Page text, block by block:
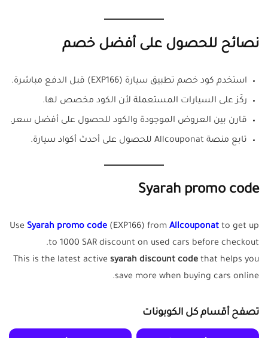
نصائح للحصول على أفضل خصم
استخدم كود خصم تطبيق سيارة (EXP166) قبل الدفع مباشرة.
ركّز على السيارات المستعملة لأن الكود مخصص لها.
قارن بين العروض الموجودة والكود للحصول على أفضل سعر.
تابع منصة Allcouponat للحصول على أحدث أكواد سيارة.
Syarah promo code
Use Syarah promo code (EXP166) from Allcouponat to get up
to 1000 SAR discount on used cars before checkout.
This is the latest active syarah discount code that helps you
save more when buying cars online.
تصفح أقسام كل الكوبونات